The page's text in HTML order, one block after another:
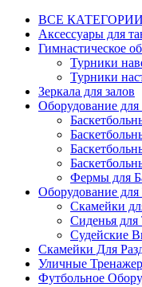
ВСЕ КАТЕГОРИИ
Аксессуары для
Гимнастическое
Турники
Турники
Зеркала для залов
Оборудование для
Фермы для
Оборудование
Скамейки
Сиденья для
Судейские
Скамейки Для
Уличные
Футбольное